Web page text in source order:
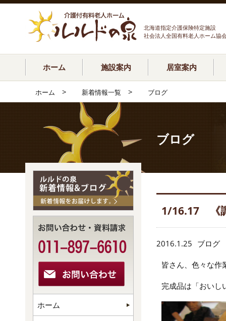
北海道指定介護保険特定施設
社会法人全国有料老人ホーム協
ホーム 施設案内 居室案内
ホーム > 新着情報一覧 > ブログ
ブログ
1/16.17 《
2016.1.25 ブログ
皆さん、色々な作
完成品は「おいし
ホーム